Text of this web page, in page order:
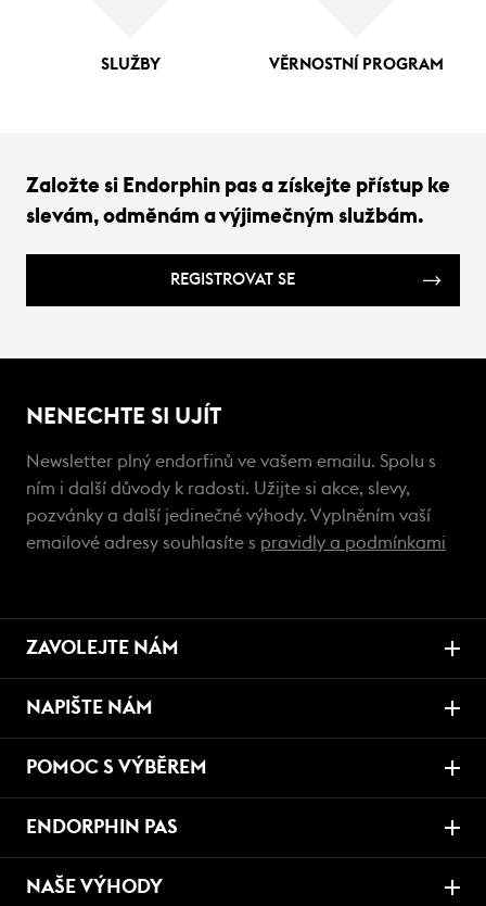
SLUŽBY VĚRNOSTNÍ PROGRAM
Založte si Endorphin pas a získejte přístup ke
slevám, odměnám a výjimečným službám.
REGISTROVAT SE
NENECHTE SI UJÍT
Newsletter plný endorfinů ve vašem emailu. Spolu s
ním i další důvody k radosti. Užijte si akce, slevy,
pozvánky a další jedinečné výhody. Vyplněním vaší
emailové adresy souhlasíte s pravidly a podmínkami
ZAVOLEJTE NÁM
NAPIŠTE NÁM
POMOC S VÝBĚREM
ENDORPHIN PAS
NAŠE VÝHODY